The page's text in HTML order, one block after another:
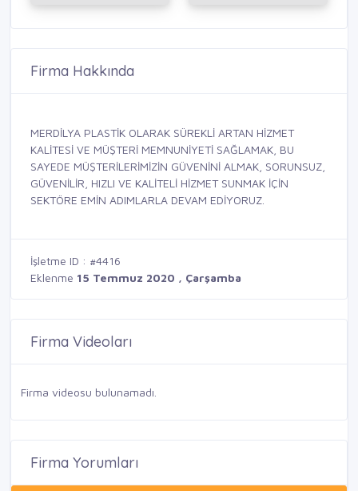
Firma Hakkında
MERDİLYA PLASTİK OLARAK SÜREKLİ ARTAN HİZMET
KALİTESİ VE MÜŞTERİ MEMNUNİYETİ SAĞLAMAK, BU
SAYEDE MÜŞTERİLERİMİZİN GÜVENİNİ ALMAK, SORUNSUZ,
GÜVENİLİR, HIZLI VE KALİTELİ HİZMET SUNMAK İÇİN
SEKTÖRE EMİN ADIMLARLA DEVAM EDİYORUZ.
İşletme ID : #4416
Eklenme 15 Temmuz 2020 , Çarşamba
Firma Videoları
Firma videosu bulunamadı.
Firma Yorumları